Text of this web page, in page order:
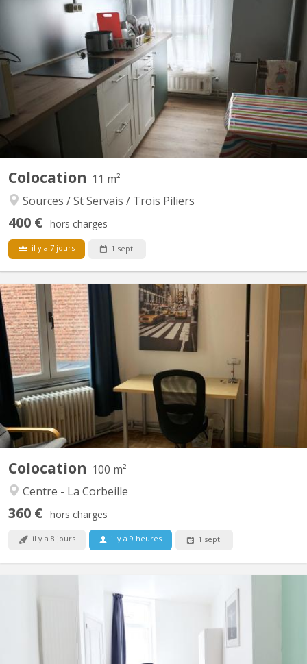
Colocation 11 m²
Sources / St Servais / Trois Piliers
400 € hors charges
il y a 7 jours 1 sept.
KN 5889
Une chambre duplex à louer au second étage d'une maison à St
Servais dans une rue calme avec tout à proximité.
Colocation 100 m²
Centre - La Corbeille
360 € hors charges
il y a 8 jours il y a 9 heures 1 sept.
Appartement trois chambres toutes libres avec un lavabo dans
chaque chambre- , outre une sddouche à partager- Situé au
centre, rue des Croisiers en face du SPÄR, proche de la gare, des
commerces Appartement situé au 3ème étage d'un immeuble
tres CALME comprenant un appartement par étage Bail du...
Disponible à partir de septembre 2026 Belle chambre lumineuse
de 11 m² (chambre 1, au rez de chaussée) à louer dans une
maison entièrement rénovée en 2024, au 68 rue Saint-Donat à